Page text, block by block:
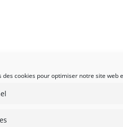
des cookies pour optimiser notre site web